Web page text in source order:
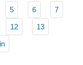
5 6 7
12 13